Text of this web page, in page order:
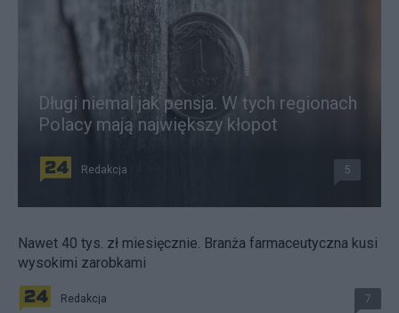
Długi niemal jak pensja. W tych regionach
Polacy mają największy kłopot
Redakcja 5
Nawet 40 tys. zł miesięcznie. Branża farmaceutyczna kusi
wysokimi zarobkami
Redakcja 7